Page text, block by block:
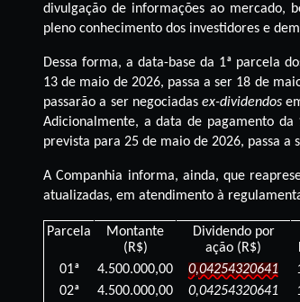
divulgação de informações ao mercado,
pleno conhecimento dos investidores e
Dessa forma, a data-base da 1ª parcela
13 de maio de 2026, passa a ser 18 de
passarão a ser negociadasex-dividendos
Adicionalmente, a data de pagamento
prevista para 25 de maio de 2026, passa a
A Companhia informa, ainda, que
atualizadas, em atendimento à
Parcela
Montante
(R$)
Dividendo por
ação (R$)
01ª
4.500.000,00 0,04254320641
02ª
4.500.000,00 0,04254320641